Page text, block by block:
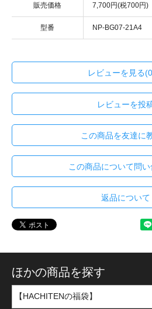
販売価格 7,700円(税700円)
型番 NP-BG07-21A4
レビューを見る
レビューを投
この商品を友達に
この商品について問い
返品について
ほかの商品を探す